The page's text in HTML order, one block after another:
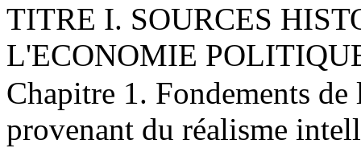
TITRE I. SOURCES
L'ECONOMIE
Chapitre 1. Fondements
provenant du réalisme